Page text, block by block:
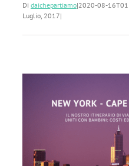
Di daichepartiamo|2020-08-
Luglio, 2017|